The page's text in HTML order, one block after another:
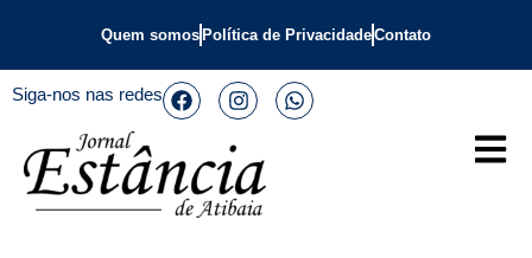
Quem somos Política de PrivacidadeContato
Siga-nos nas redes